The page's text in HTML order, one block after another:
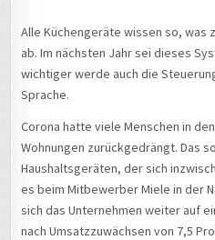
Alle Küchengeräte wissen so, was
ab. Im nächsten Jahr sei dieses
wichtiger werde auch die
Sprache.
Corona hatte viele Menschen in
Wohnungen zurückgedrängt. Das
Haushaltsgeräten, der sich
es beim Mitbewerber Miele in der
sich das Unternehmen weiter auf
nach Umsatzzuwächsen von 7,5